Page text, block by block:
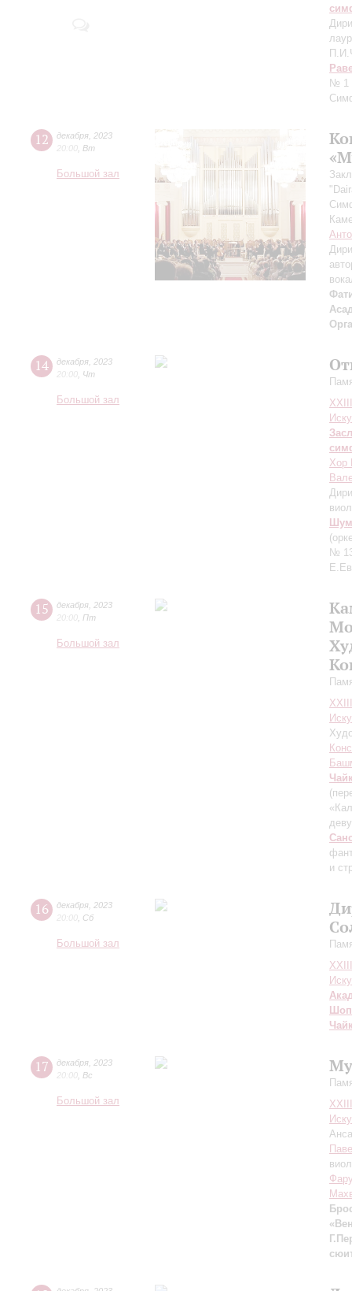
№ 1
12 декабря 2023
20:00 Вт
Большой зал
14 декабря 2023
20:00 Чт
Большой зал
Хор
№
15 декабря 2023
20:00 Пт
Большой зал
и
16 декабря 2023
20:00 Сб
Большой зал
17 декабря 2023
20:00 Вс
Большой зал